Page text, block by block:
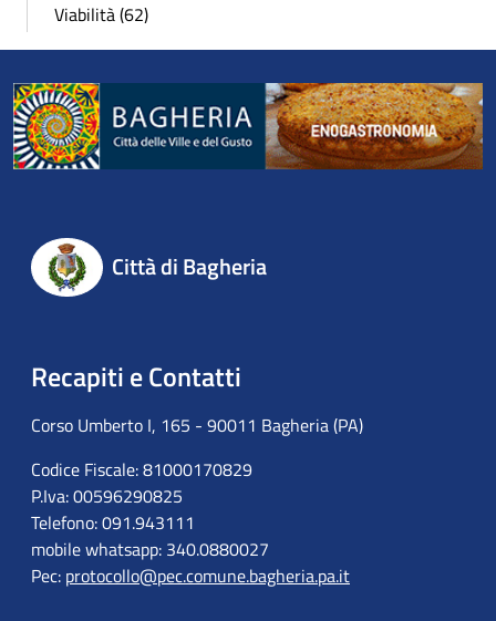
Viabilità (62)
Città di Bagheria
Recapiti e Contatti
Corso Umberto I, 165 - 90011 Bagheria (PA)
Codice Fiscale: 81000170829
P.Iva: 00596290825
Telefono: 091.943111
mobile whatsapp: 340.0880027
Pec: protocollo@pec.comune.bagheria.pa.it